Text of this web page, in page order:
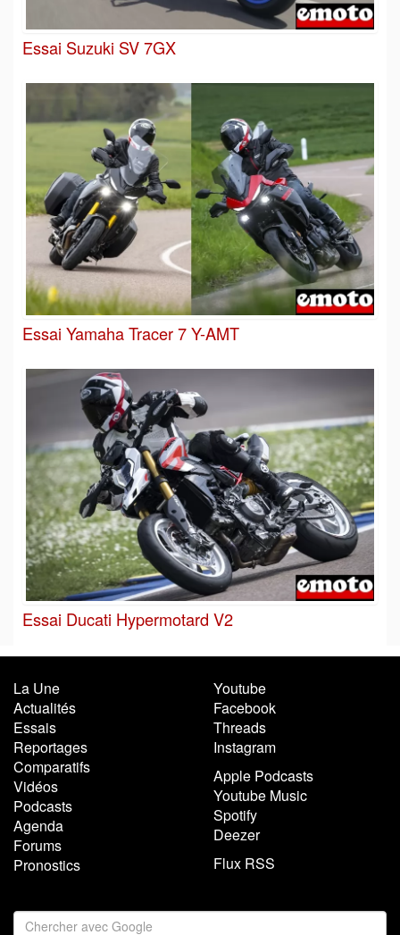
Essai Suzuki SV 7GX
Essai Yamaha Tracer 7 Y-AMT
Essai Ducati Hypermotard V2
La Une
Actualités
Essais
Reportages
Comparatifs
Vidéos
Podcasts
Agenda
Forums
Pronostics
Youtube
Facebook
Threads
Instagram
Apple Podcasts
Youtube Music
Spotify
Deezer
Flux RSS